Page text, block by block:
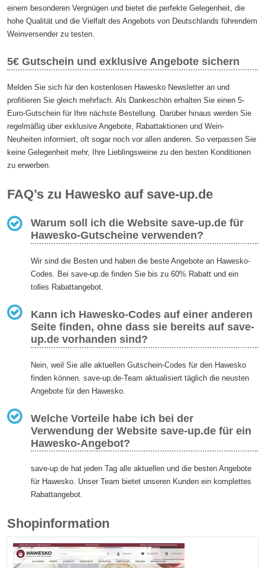
einem besonderen Vergnügen und bietet die perfekte Gelegenheit, die
hohe Qualität und die Vielfalt des Angebots von Deutschlands führendem
Weinversender zu testen.
5€ Gutschein und exklusive Angebote sichern
Melden Sie sich für den kostenlosen Hawesko Newsletter an und
profitieren Sie gleich mehrfach. Als Dankeschön erhalten Sie einen 5-
Euro-Gutschein für Ihre nächste Bestellung. Darüber hinaus werden Sie
regelmäßig über exklusive Angebote, Rabattaktionen und Wein-
Neuheiten informiert, oft sogar noch vor allen anderen. So verpassen Sie
keine Gelegenheit mehr, Ihre Lieblingsweine zu den besten Konditionen
zu erwerben.
FAQ’s zu Hawesko auf save-up.de
Warum soll ich die Website save-up.de für
Hawesko-Gutscheine verwenden?
Wir sind die Besten und haben die beste Angebote an Hawesko-
Codes. Bei save-up.de finden Sie bis zu 60% Rabatt und ein
tolles Rabattangebot.
Kann ich Hawesko-Codes auf einer anderen
Seite finden, ohne dass sie bereits auf save-
up.de vorhanden sind?
Nein, weil Sie alle aktuellen Gutschein-Codes für den Hawesko
finden können. save-up.de-Team aktualisiert täglich die neusten
Angebote für den Hawesko.
Welche Vorteile habe ich bei der
Verwendung der Website save-up.de für ein
Hawesko-Angebot?
save-up.de hat jeden Tag alle aktuellen und die besten Angebote
für Hawesko. Unser Team bietet unseren Kunden ein komplettes
Rabattangebot.
Shopinformation